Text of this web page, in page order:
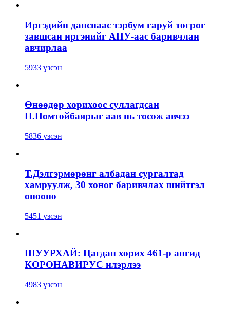
Иргэдийн данснаас тэрбум гаруй төгрөг
завшсан иргэнийг АНУ-аас баривчлан
авчирлаа
5933 үзсэн
Өнөөдөр хорихоос суллагдсан
Н.Номтойбаярыг аав нь тосож авчээ
5836 үзсэн
Т.Дэлгэрмөрөнг албадан сургалтад
хамруулж, 30 хоног баривчлах шийтгэл
онооно
5451 үзсэн
ШУУРХАЙ: Цагдан хорих 461-р ангид
КОРОНАВИРУС илэрлээ
4983 үзсэн